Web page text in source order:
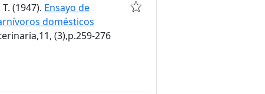
(1947). Ensayo de
domésticos
(3),p.259-276